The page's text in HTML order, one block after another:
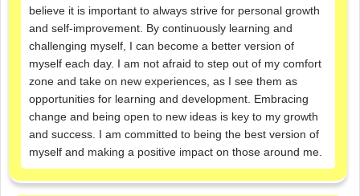
believe it is important to always strive for personal growth
and self-improvement. By continuously learning and
challenging myself, I can become a better version of
myself each day. I am not afraid to step out of my comfort
zone and take on new experiences, as I see them as
opportunities for learning and development. Embracing
change and being open to new ideas is key to my growth
and success. I am committed to being the best version of
myself and making a positive impact on those around me.